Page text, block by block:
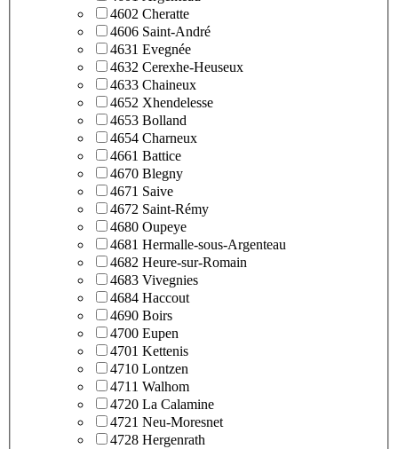
4602 Cheratte
4606 Saint-André
4631 Evegnée
4632 Cerexhe-Heuseux
4633 Chaineux
4652 Xhendelesse
4653 Bolland
4654 Charneux
4661 Battice
4670 Blegny
4671 Saive
4672 Saint-Rémy
4680 Oupeye
4681 Hermalle-sous-Argenteau
4682 Heure-sur-Romain
4683 Vivegnies
4684 Haccout
4690 Boirs
4700 Eupen
4701 Kettenis
4710 Lontzen
4711 Walhom
4720 La Calamine
4721 Neu-Moresnet
4728 Hergenrath